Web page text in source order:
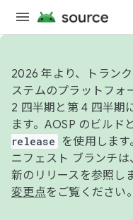
2026 年より、トラン
ステムのプラットフォ
2 四半期と第 4 四半期
ます。AOSP のビルド
release
を使用します。
ニフェスト ブランチ
新のリリースを参照し
変更点をご覧ください。